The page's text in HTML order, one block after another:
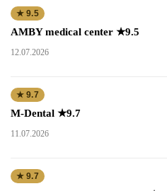
★ 9.5
AMBY medical center ★9.5
12.07.2026
★ 9.7
M-Dental ★9.7
11.07.2026
★ 9.7